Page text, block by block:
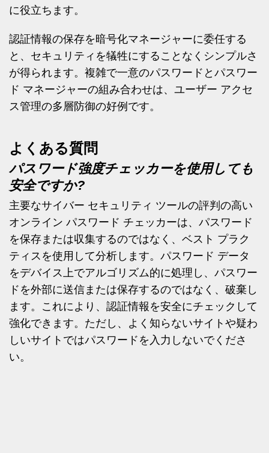
に役立ちます。
認証情報の保存を暗号化マネージャーに委任する
と、セキュリティを犠牲にすることなくシンプルさ
が得られます。複雑で一意のパスワードとパスワー
ド マネージャーの組み合わせは、ユーザー アクセ
ス管理の多層防御の好例です。
よくある質問
パスワード強度チェッカーを使用しても
安全ですか?
主要なサイバー セキュリティ ツールの評判の高い
オンライン パスワード チェッカーは、パスワード
を保存または収集するのではなく、ベスト プラク
ティスを使用して分析します。パスワード データ
をデバイス上でアルゴリズム的に処理し、パスワー
ドを外部に送信または保存するのではなく、破棄し
ます。これにより、認証情報を安全にチェックして
強化できます。ただし、よく知らないサイトや疑わ
しいサイトではパスワードを入力しないでくださ
い。